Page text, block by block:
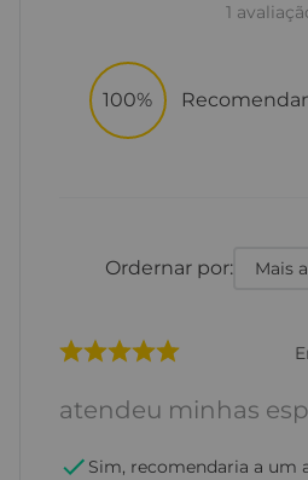
1
100%
Ordernar por: Mais
atendeu minhas
Sim, recomendaria a um